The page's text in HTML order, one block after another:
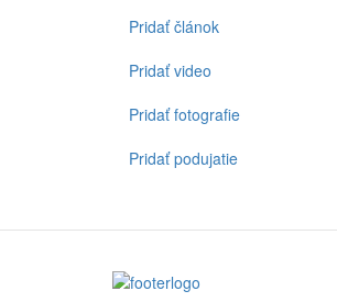
Spodné
menu
Pridať článok
Pridať video
Pridať fotografie
Pridať podujatie